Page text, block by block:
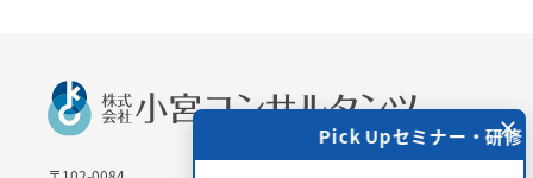
×
ミナー・研修 Pick Upセミナー・研修